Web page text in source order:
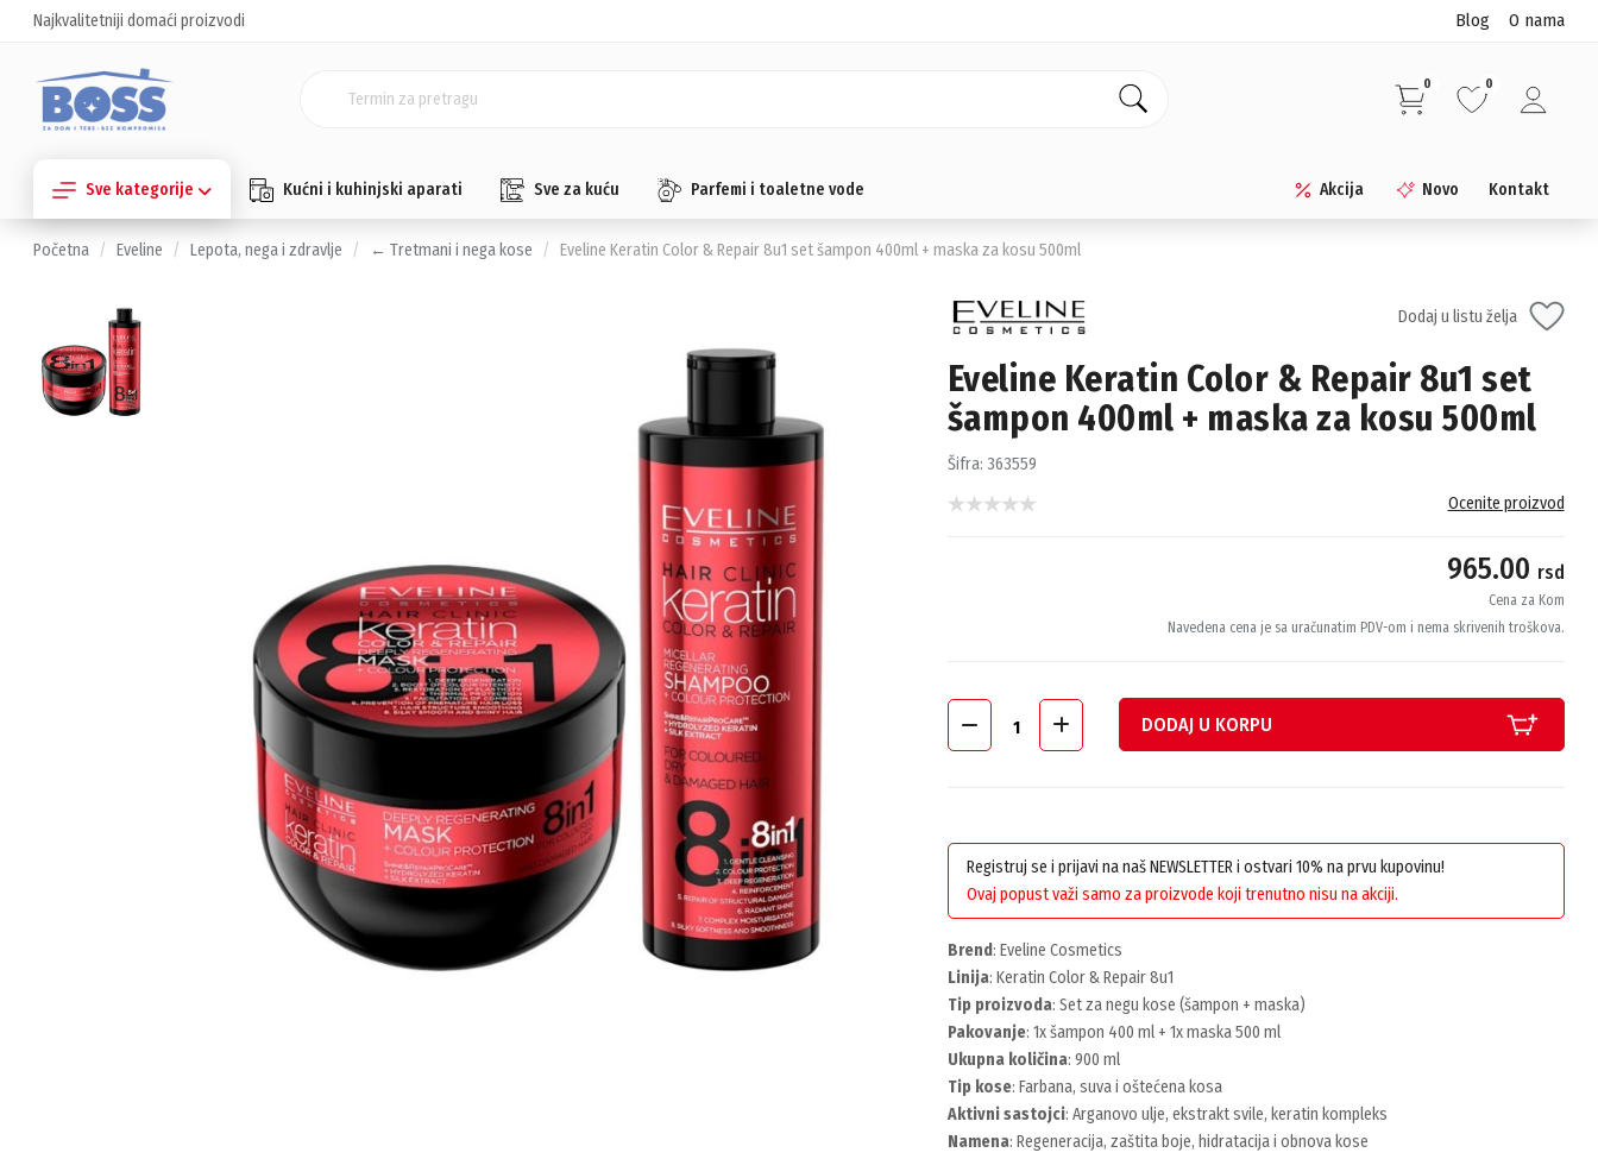
Najkvalitetniji domaći proizvodi Blog O nama
0 0
Sve kategorije Kućni i kuhinjski aparati Sve za kuću Parfemi i toaletne vode Akcija Novo Kontakt
Početna Eveline Lepota, nega i zdravlje ← Tretmani i nega kose Eveline Keratin Color & Repair 8u1 set šampon 400ml + maska za kosu 500ml
Dodaj u listu želja
Eveline Keratin Color & Repair 8u1 set
šampon 400ml + maska za kosu 500ml
Šifra: 363559
Ocenite proizvod
965.00 rsd
Cena za Kom
Navedena cena je sa uračunatim PDV-om i nema skrivenih troškova.
DODAJ U KORPU
Registruj se i prijavi na naš NEWSLETTER i ostvari 10% na prvu kupovinu!
Ovaj popust važi samo za proizvode koji trenutno nisu na akciji.
Brend: Eveline Cosmetics
Linija: Keratin Color & Repair 8u1
Tip proizvoda: Set za negu kose (šampon + maska)
Pakovanje: 1x šampon 400 ml + 1x maska 500 ml
Ukupna količina: 900 ml
Tip kose: Farbana, suva i oštećena kosa
Aktivni sastojci: Arganovo ulje, ekstrakt svile, keratin kompleks
Namena: Regeneracija, zaštita boje, hidratacija i obnova kose